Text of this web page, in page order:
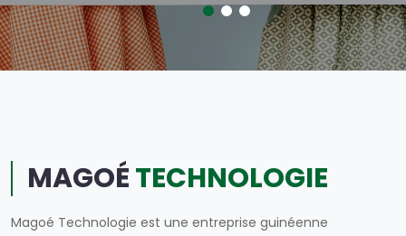
MAGOÉTECHNOLOGIE
Magoé Technologie est une entreprise guinéenne